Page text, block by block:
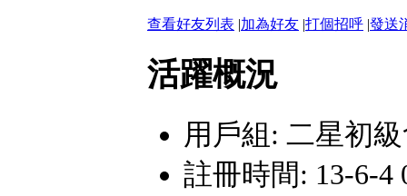
查看好友列表 |加為好友 |打個招呼 |發送
活躍概況
用戶組: 二星初
註冊時間: 13-6-4